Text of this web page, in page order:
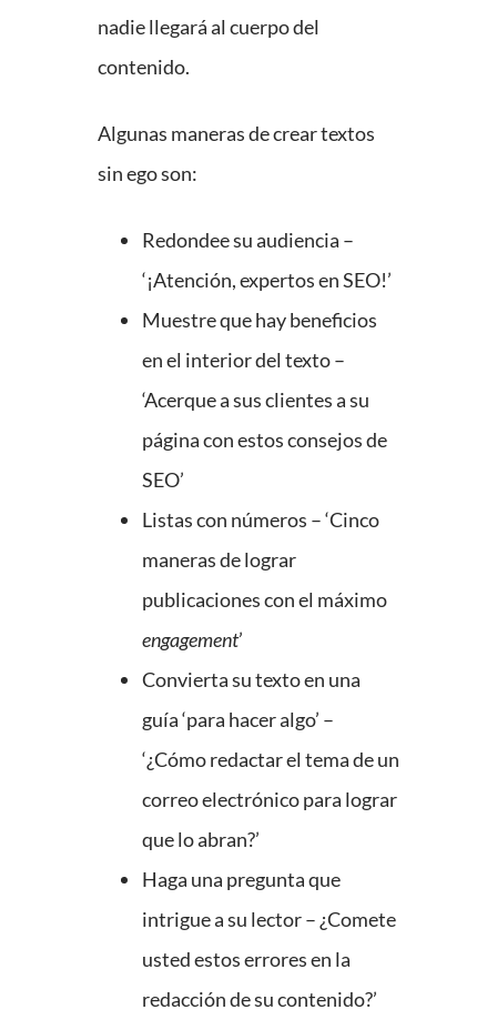
nadie llegará al cuerpo del
contenido.
Algunas maneras de crear textos
sin ego son:
Redondee su audiencia –
‘¡Atención, expertos en SEO!’
Muestre que hay beneficios
en el interior del texto –
‘Acerque a sus clientes a su
página con estos consejos de
SEO’
Listas con números – ‘Cinco
maneras de lograr
publicaciones con el máximo
engagement’
Convierta su texto en una
guía ‘para hacer algo’ –
‘¿Cómo redactar el tema de un
correo electrónico para lograr
que lo abran?’
Haga una pregunta que
intrigue a su lector – ¿Comete
usted estos errores en la
redacción de su contenido?’